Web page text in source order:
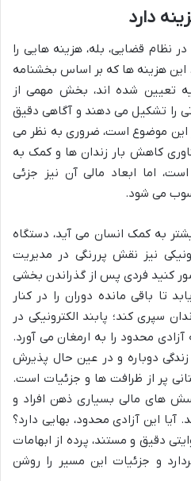
دارد
در نظام قضایی، بله، هزینه هایی را
این هزینه ها که بر اساس بخشنامه
تعیین شده اند، بخش مهمی از
را تشکیل می دهند و آگاهی دقیق
این موضوع است، ضروری به نظر می
کاهش بار زندان ها و کمک به
اما ابعاد مالی آن نیز جزئی
می شود.
به کمک انسان می آید، دستگاه
نیز نقش پررنگی در مدیریت
کنید فردی پس از گذراندن بخشی
تا باقی مانده دوران را در کنار
سپری کند؛ پابند الکترونیکی در
محدود را به ارمغان می آورد.
زندگی دوباره و در عین حال پذیرش
پر از ظرافت ها و جزئیات است.
های مالی بسیاری ذهن افراد و
آیا این آزادی محدود، بهایی دارد؟
دقیق و مستند، پرده از ابهامات
و جزئیات این مسیر را روشن